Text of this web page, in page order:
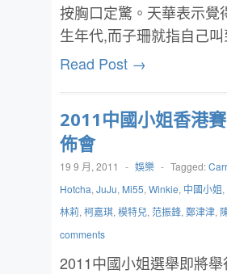
按胸口定驚。天華表示覺
生年代,而子珊就指自己叫
Read Post →
2011中國小姐香港
佈會
19 9 月, 2011 - 娛樂 - Tagged:
Hotcha, JuJu, Mi55, Winkie, 中國小姐,
林莉, 柯嘉琪, 模特兒, 范振鋒, 鄭津津,
comments
‎2011中國小姐選舉即將